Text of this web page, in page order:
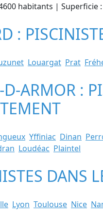
habitants | Superficie
:
Louargat Prat
D-ARMOR :
Yffiniac Dinan
Loudéac Plaintel
DANS
Lyon Toulouse Nice